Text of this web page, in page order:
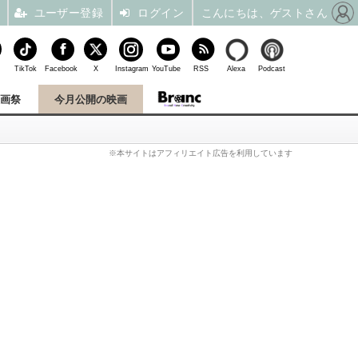
祭 今月公開の映画
※本サイトはアフィリエイト広告を利用しています
TikTok Facebook X Instagram YouTube RSS Alexa Podcast
ユーザー登録 ログイン こんにちは、ゲストさん